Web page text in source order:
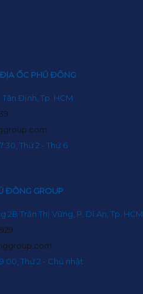
ỐC PHÚ ĐÔNG
Tân Định, Tp. HCM
Thứ 2 - Thứ 6
ĐÔNG GROUP
2B Trần Thị Vững, P. Dĩ An, Tp. HCM
Thứ 2 - Chủ nhật